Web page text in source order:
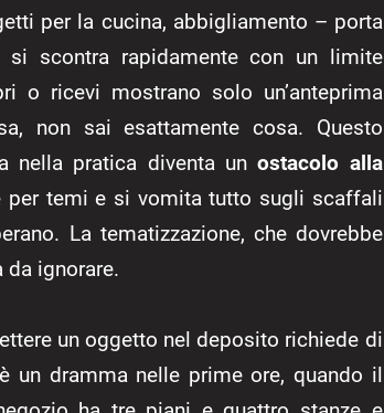
per la cucina, abbigliamento – porta
si scontra rapidamente con un limite
o ricevi mostrano solo un’anteprima
non sai esattamente cosa. Questo
nella pratica diventa unostacolo alla
per temi e si vomita tutto sugli scaffali
La tematizzazione, che dovrebbe
da ignorare.
un oggetto nel deposito richiede di
un dramma nelle prime ore, quando il